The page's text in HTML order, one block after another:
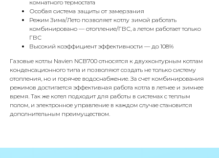
комнатного термостата
Особая система защиты от замерзания
Режим Зима/Лето позволяет котлу зимой работать
комбинировано — отопление/ГВС, а летом работает только
ГВС
Высокий коэффициент эффективности — до 108%
Газовые котлы Navien NCB700 относятся к двухконтурным котлам
конденсационного типа и позволяют создать не только систему
отопления, но и горячее водоснабжение. За счет комбинирования
режимов достигается эффективная работа котла в летнее и зимнее
время. Так же котел подходит для работы в системах с теплым
полом, и электронное управление в каждом случае становится
дополнительным преимуществом.
Адрес
Г.Москва Волоколамское шоссе,
71/22к2
Пн-вс с 9:00 до 18:00
Телефон
8 495 233-79-79
iceicemarket@yandex.ru
8 985 233-79-79